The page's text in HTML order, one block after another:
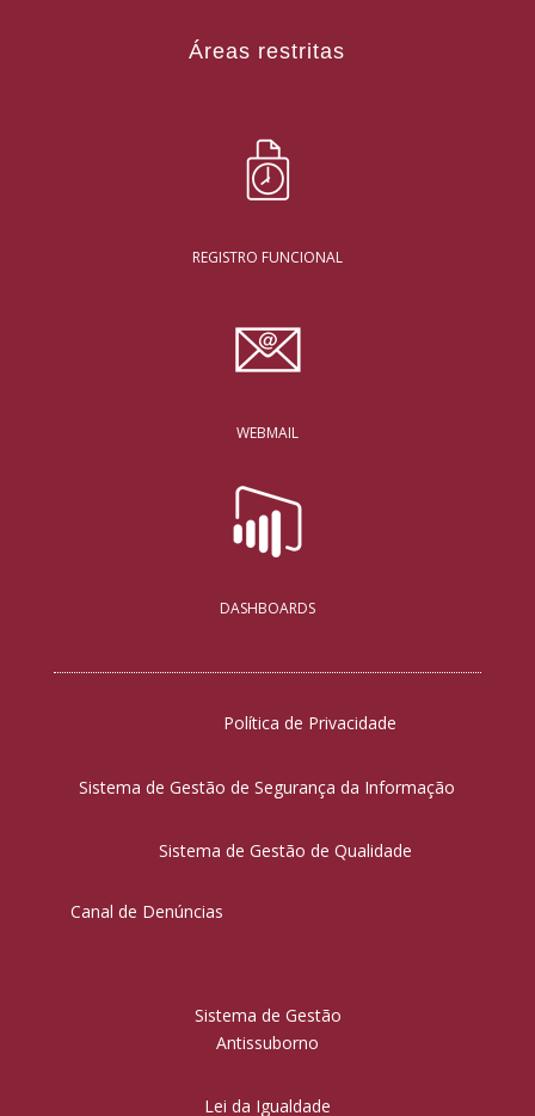
Áreas restritas
REGISTRO FUNCIONAL
WEBMAIL
DASHBOARDS
Política de Privacidade
Sistema de Gestão de Segurança da Informação
Sistema de Gestão de Qualidade
Canal de Denúncias
Sistema de Gestão
Antissuborno
Lei da Igualdade